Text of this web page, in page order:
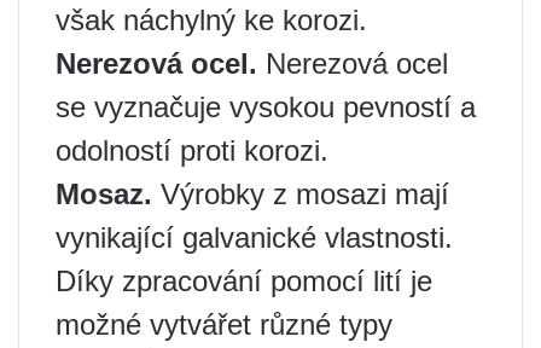
však náchylný ke korozi.
Nerezová ocel. Nerezová ocel
se vyznačuje vysokou pevností a
odolností proti korozi.
Mosaz. Výrobky z mosazi mají
vynikající galvanické vlastnosti.
Díky zpracování pomocí lití je
možné vytvářet různé typy